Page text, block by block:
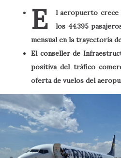
E
l aeropuerto crece
los 44.395
mensual en la trayectoria
El conseller de
positiva del tráfico
oferta de vuelos del